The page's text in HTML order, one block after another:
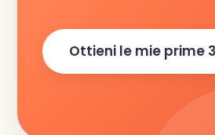
Ottieni le mie prime